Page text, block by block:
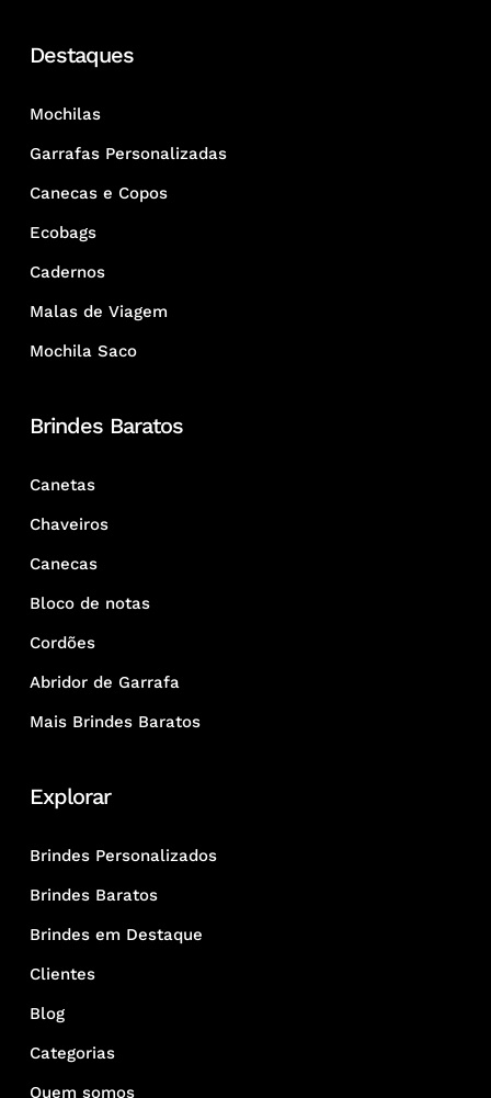
Destaques
Mochilas
Garrafas Personalizadas
Canecas e Copos
Ecobags
Cadernos
Malas de Viagem
Mochila Saco
Brindes Baratos
Canetas
Chaveiros
Canecas
Bloco de notas
Cordões
Abridor de Garrafa
Mais Brindes Baratos
Explorar
Brindes Personalizados
Brindes Baratos
Brindes em Destaque
Clientes
Blog
Categorias
Quem somos